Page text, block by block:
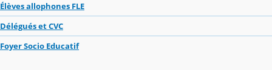
Élèves allophones FLE
Délégués et CVC
Foyer Socio Educatif